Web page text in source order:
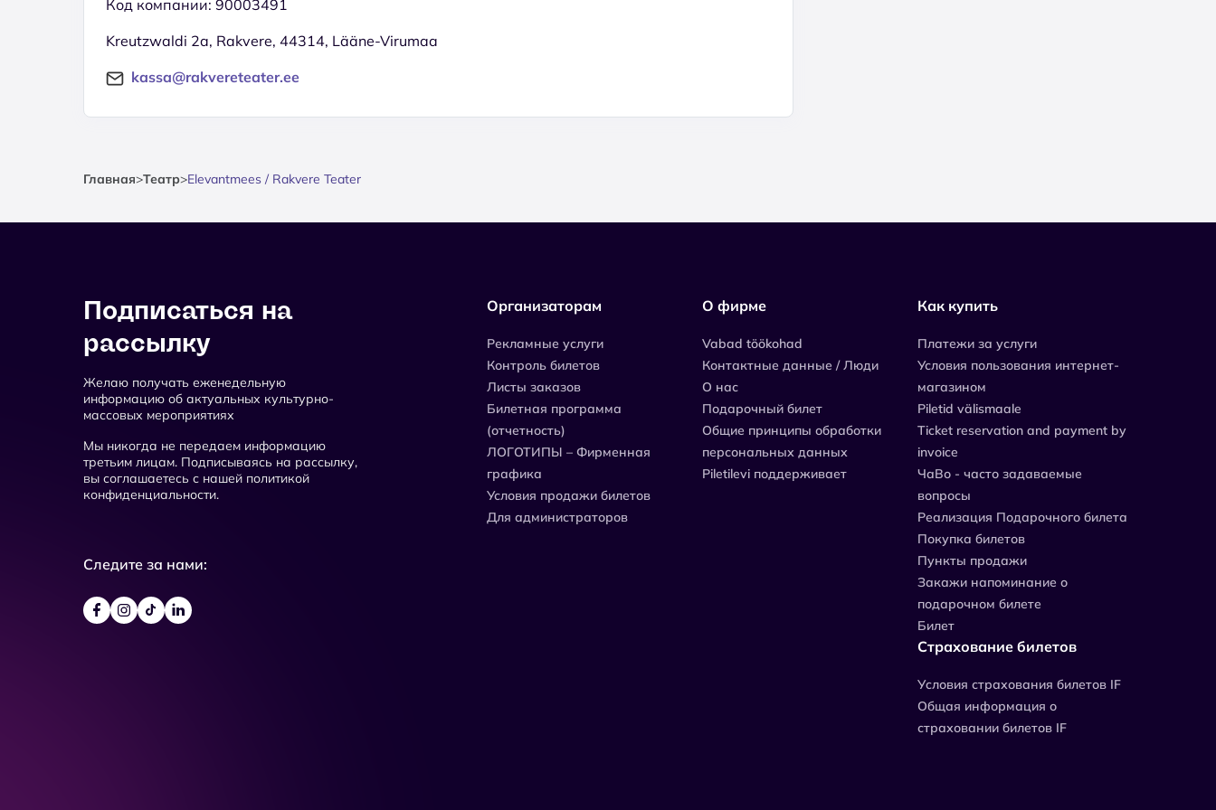
Код компании: 90003491
Kreutzwaldi 2a, Rakvere, 44314, Lääne-Virumaa
kassa@rakvereteater.ee
Главная>Театр>Elevantmees / Rakvere Teater
Подписаться на
рассылку
Желаю получать еженедельную
информацию об актуальных культурно-
массовых мероприятиях
Мы никогда не передаем информацию
третьим лицам. Подписываясь на рассылку,
вы соглашаетесь с нашей политикой
конфиденциальности.
Следите за нами:
Организаторам
Рекламные услуги
Контроль билетов
Листы заказов
Билетная программа
(отчетность)
ЛОГОТИПЫ – Фирменная
графика
Условия продажи билетов
Для администраторов
О фирме
Vabad töökohad
Контактные данные / Люди
О нас
Подарочный билет
Общие принципы обработки
персональных данных
Piletilevi поддерживает
Как купить
Платежи за услуги
Условия пользования интернет-
магазином
Piletid välismaale
Ticket reservation and payment by
invoice
ЧаВо - часто задаваемые
вопросы
Реализация Подарочного билета
Покупка билетов
Пункты продажи
Закажи напоминание о
подарочном билете
Билет
Страхование билетов
Уcловия страхования билетов IF
Общая информация о
страховании билетов IF